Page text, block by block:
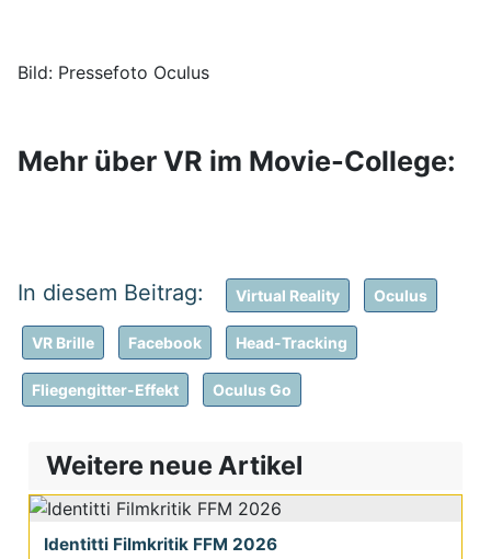
Bild: Pressefoto Oculus
Mehr über VR im Movie-College:
Virtual Reality Oculus
VR Brille Facebook Head-Tracking
Fliegengitter-Effekt Oculus Go
Weitere neue Artikel
Identitti Filmkritik FFM 2026